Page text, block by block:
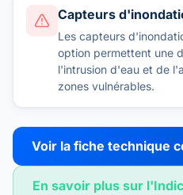
Capteurs
Les capteurs
option permettent une
l'intrusion d'eau et de
zones vulnérables.
Voir la fiche technique
En savoir plus sur